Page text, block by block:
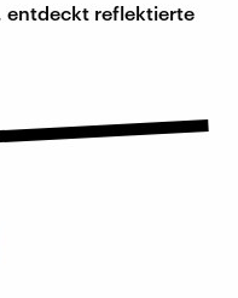
entdeckt reflektierte